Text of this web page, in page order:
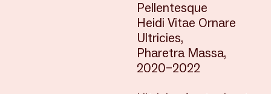
Pellentesque
Heidi Vitae Ornare
Ultricies,
Pharetra Massa,
2020–2022